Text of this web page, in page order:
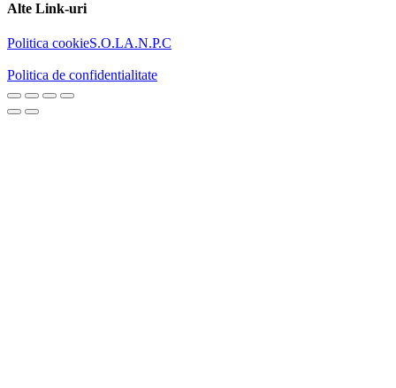
Alte Link-uri
Politica cookieS.O.LA.N.P.C
Politica de confidentialitate